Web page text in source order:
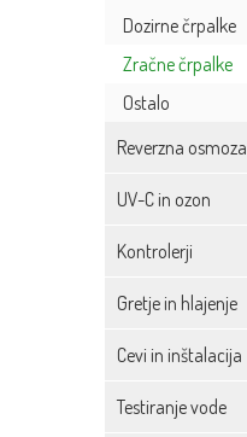
Dozirne črpalke
Zračne črpalke
Ostalo
Reverzna osmoza
UV-C in ozon
Kontrolerji
Gretje in hlajenje
Cevi in inštalacija
Testiranje vode